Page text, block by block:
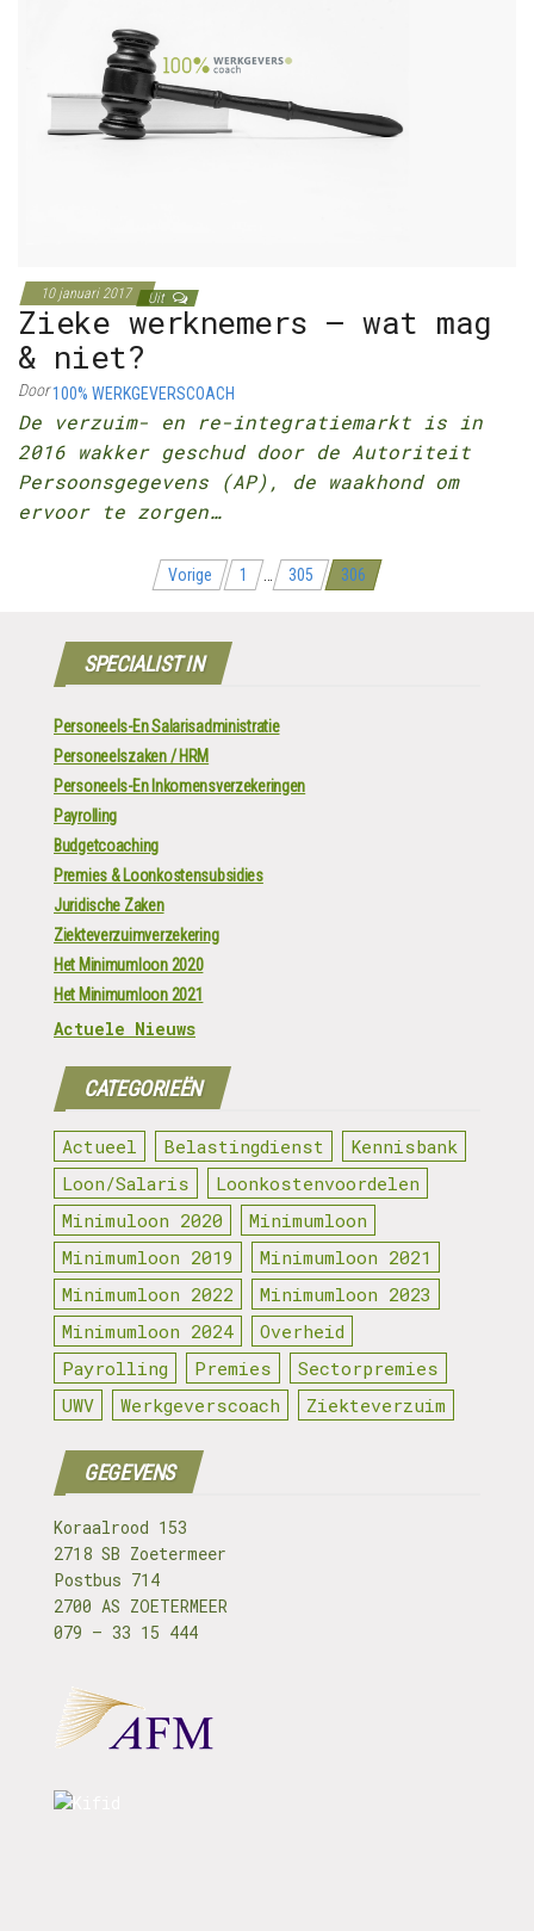
10 januari 2017 Uit
Zieke werknemers – wat mag
& niet?
Door100% WERKGEVERSCOACH
De verzuim- en re-integratiemarkt is in
2016 wakker geschud door de Autoriteit
Persoonsgegevens (AP), de waakhond om
ervoor te zorgen…
Vorige 1 305 306
SPECIALIST IN
Personeels-En Salarisadministratie
Personeelszaken / HRM
Personeels-En Inkomensverzekeringen
Payrolling
Budgetcoaching
Premies & Loonkostensubsidies
Juridische Zaken
Ziekteverzuimverzekering
Het Minimumloon 2020
Het Minimumloon 2021
Actuele Nieuws
CATEGORIEËN
Actueel Belastingdienst
Kennisbank
Loon/Salaris
Loonkostenvoordelen
Minimuloon 2020
Minimumloon
Minimumloon 2019
Minimumloon 2021
Minimumloon 2022
Minimumloon 2023
Minimumloon 2024
Overheid
Payrolling
Premies
Sectorpremies
UWV
Werkgeverscoach Ziekteverzuim
GEGEVENS
Koraalrood 153
2718 SB Zoetermeer
Postbus 714
2700 AS ZOETERMEER
079 – 33 15 444